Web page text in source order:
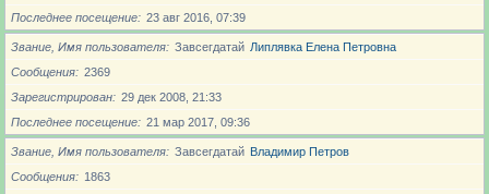
Последнее посещение
23 авг 2016, 07:39
Звание, Имя пользователя Завсегдатай Липлявка Елена Петровна
Сообщения
2369
Зарегистрирован
29 дек 2008, 21:33
Последнее посещение
21 мар 2017, 09:36
Звание, Имя пользователя Завсегдатай Владимир Петров
Сообщения
1863